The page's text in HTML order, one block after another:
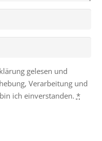
gelesen und
Verarbeitung und
ich einverstanden. *